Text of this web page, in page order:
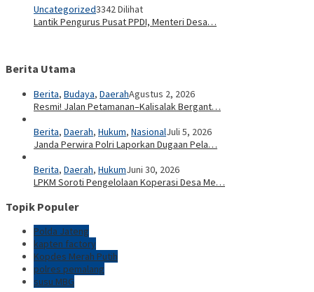
Uncategorized3342 Dilihat
Lantik Pengurus Pusat PPDI, Menteri Desa…
Berita Utama
Berita, Budaya, DaerahAgustus 2, 2026
Resmi! Jalan Petamanan–Kalisalak Bergant…
Berita, Daerah, Hukum, NasionalJuli 5, 2026
Janda Perwira Polri Laporkan Dugaan Pela…
Berita, Daerah, HukumJuni 30, 2026
LPKM Soroti Pengelolaan Koperasi Desa Me…
Topik Populer
Polda Jateng
kapten factory
Kopdes Merah Putih
polres pemalang
susu MBG